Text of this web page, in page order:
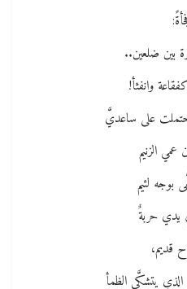
بين ضلعين..
وانفثأ!
على ساعديَّ
عمي الزنيم
بوجه لئيم
يدي حربةٌ
قديم،
يتشكَّى الظمأ